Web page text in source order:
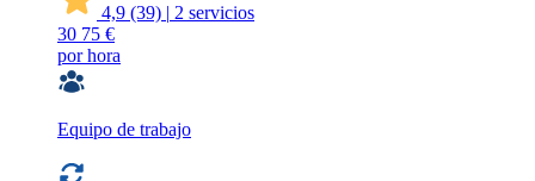
4,9 (39) | 2 servicios
30 75 €
por hora
Equipo de trabajo